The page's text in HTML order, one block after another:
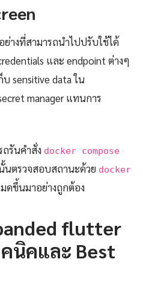
างที่สามารถนำไปปรับใช้ได้
และ endpoint ต่างๆ
sensitive data ใน
manager แทนการ
ถรันคำสั่ง docker compose
นตรวจสอบสถานะด้วย docker
ดขึ้นมาอย่างถูกต้อง
flutter
นิคและ Best